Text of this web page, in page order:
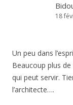
18
Un peu dans
Beaucoup plus
qui peut servir.
l’architecte….